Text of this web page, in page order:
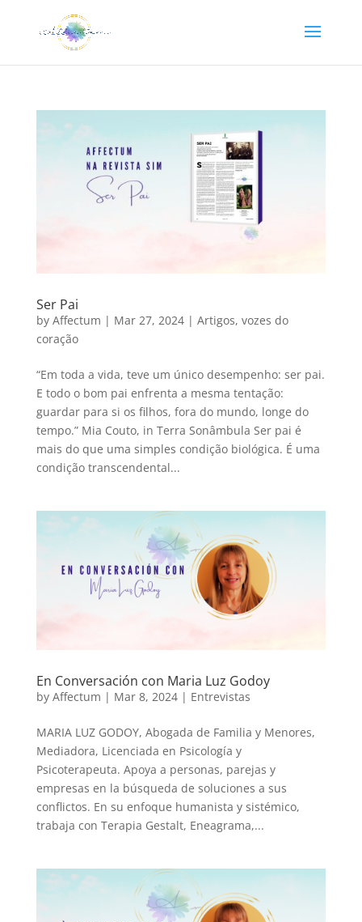
Ser Pai
by Affectum | Mar 27, 2024| Artigos, vozes do
coração
“Em toda a vida, teve um único desempenho: ser pai.
E todo o bom pai enfrenta a mesma tentação:
guardar para si os filhos, fora do mundo, longe do
tempo.” Mia Couto, in Terra Sonâmbula Ser pai é
mais do que uma simples condição biológica. É uma
condição transcendental...
En Conversación con Maria Luz Godoy
by Affectum | Mar 8, 2024| Entrevistas
MARIA LUZ GODOY, Abogada de Familia y Menores,
Mediadora, Licenciada en Psicología y
Psicoterapeuta. Apoya a personas, parejas y
empresas en la búsqueda de soluciones a sus
conflictos. En su enfoque humanista y sistémico,
trabaja con Terapia Gestalt, Eneagrama,...